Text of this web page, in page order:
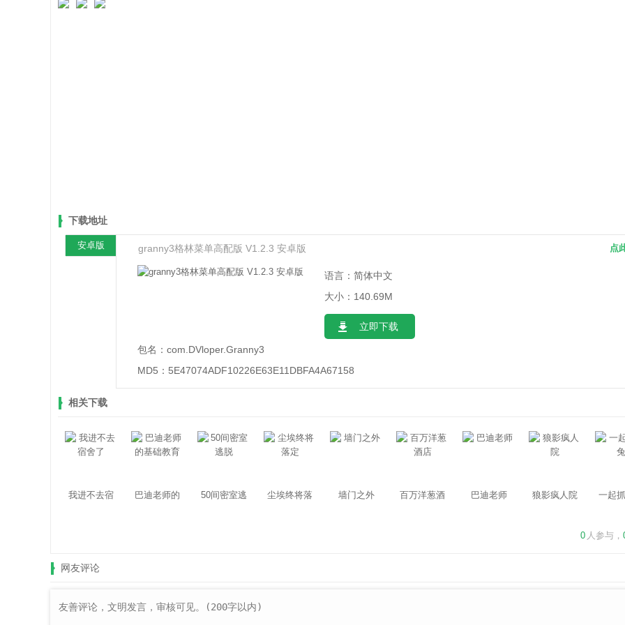
下载地址
安卓版 granny3格林菜单高配版 V1.2.3 安卓版 点
语言：简体中文
大小：140.69M
立即下载
包名： com.DVloper.Granny3
MD5： 5E47074ADF10226E63E11DBFA4A67158
相关下载
我进不去宿
巴迪老师的
50间密室逃
尘埃终将落
墙门之外
百万洋葱酒
巴迪老师 狼影疯人院 一起
0 人参与，
网友评论